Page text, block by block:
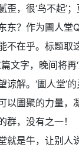
歪，很‘鸟不起’
东？作为圕人堂
不在乎。标题取
文字，晚间将再
解。‘圕人堂’的
以圕聚的力量，
群，没有之一！
就是牛，让别人